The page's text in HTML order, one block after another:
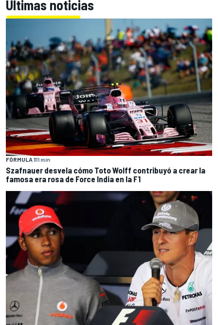
Últimas noticias
FÓRMULA 111 min
Szafnauer desvela cómo Toto Wolff contribuyó a crear la
famosa era rosa de Force India en la F1